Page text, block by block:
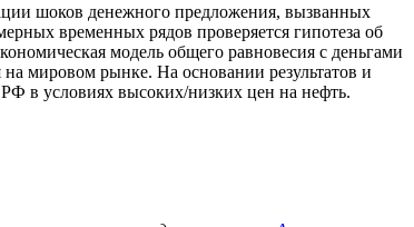
шоков денежного предложения, вызванных
временных рядов проверяется гипотеза об
модель общего равновесия с деньгами
мировом рынке. На основании результатов и
в условиях высоких/низких цен на нефть.